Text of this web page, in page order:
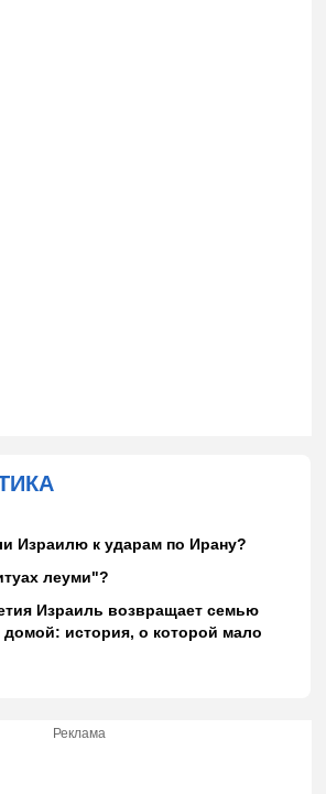
Израилю к ударам по Ирану?
леуми"?
Израиль возвращает семью
домой: история, о которой мало
Реклама